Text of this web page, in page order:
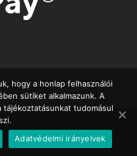
hogy a honlap felhasználói
sütiket alkalmazunk. A
tájékoztatásunkat tudomásul
Adatvédelmi irányelvek